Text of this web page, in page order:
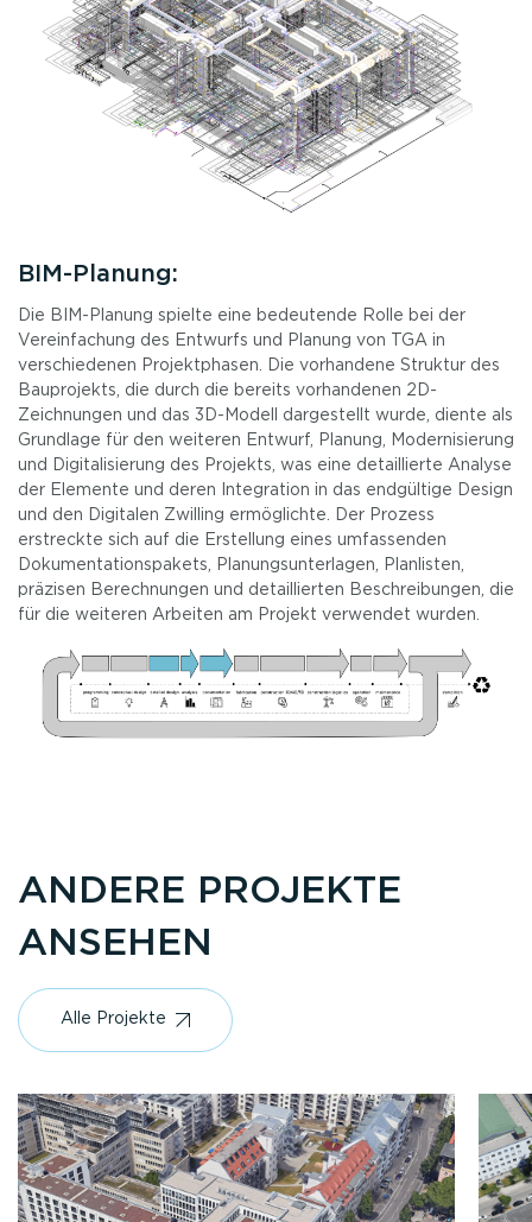
BIM-Planung:
Die BIM-Planung spielte eine bedeutende Rolle bei der
Vereinfachung des Entwurfs und Planung von TGA in
verschiedenen Projektphasen. Die vorhandene Struktur des
Bauprojekts, die durch die bereits vorhandenen 2D-
Zeichnungen und das 3D-Modell dargestellt wurde, diente als
Grundlage für den weiteren Entwurf, Planung, Modernisierung
und Digitalisierung des Projekts, was eine detaillierte Analyse
der Elemente und deren Integration in das endgültige Design
und den Digitalen Zwilling ermöglichte. Der Prozess
erstreckte sich auf die Erstellung eines umfassenden
Dokumentationspakets, Planungsunterlagen, Planlisten,
präzisen Berechnungen und detaillierten Beschreibungen, die
für die weiteren Arbeiten am Projekt verwendet wurden.
ANDERE PROJEKTE
ANSEHEN
Alle Projekte